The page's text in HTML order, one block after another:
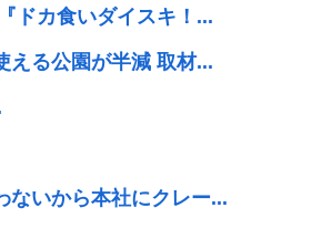
ドカ食いダイスキ！...
える公園が半減 取材...
ないから本社にクレー...